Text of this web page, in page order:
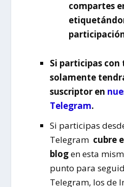
compartes
Si participas
solamente
suscriptor en
Telegram.
Si participas
Telegram cubre
blogen esta
punto para
Telegram, los de